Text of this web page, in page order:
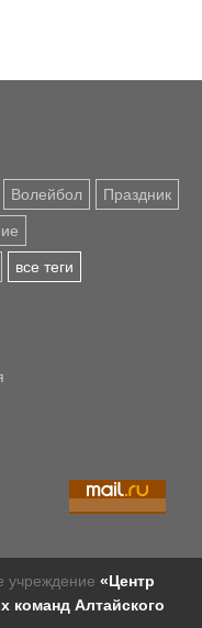
СПОРТИВНЫЙ ФЕСТИВАЛЬ
Волейбол Праздник
все теги
учреждение «Центр
команд Алтайского